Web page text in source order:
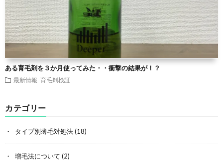
ある育毛剤を３か月使ってみた・・衝撃の結果が！？
最新情報 育毛剤検証
カテゴリー
タイプ別薄毛対処法(18)
増毛法について (2)